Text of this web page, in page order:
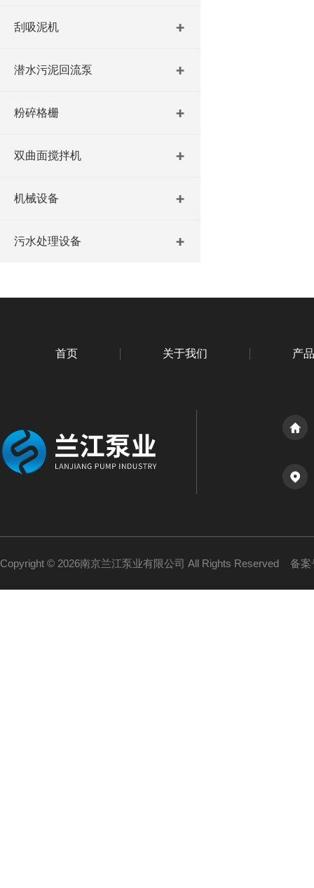
刮吸泥机
潜水污泥回流泵
粉碎格栅
双曲面搅拌机
机械设备
污水处理设备
首页 关于我们 产
Copyright © 2026南京兰江泵业有限公司 All Rights Reserved 备案